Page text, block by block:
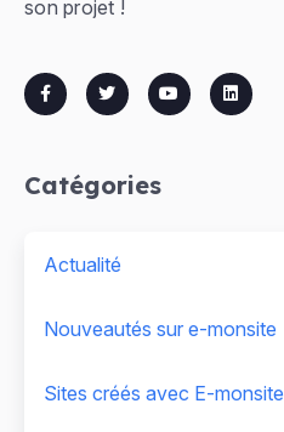
son projet !
Catégories
Actualité
Nouveautés sur e-monsite
Sites créés avec E-monsite